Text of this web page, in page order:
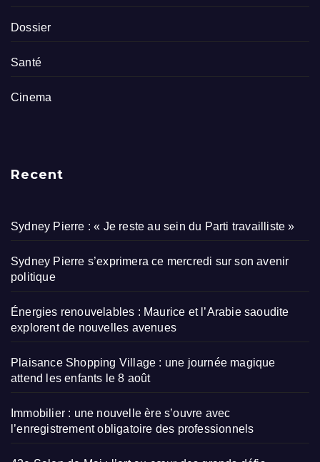
Dossier
Santé
Cinema
Recent
Sydney Pierre : « Je reste au sein du Parti travailliste »
Sydney Pierre s’exprimera ce mercredi sur son avenir
politique
Énergies renouvelables : Maurice et l’Arabie saoudite
explorent de nouvelles avenues
Plaisance Shopping Village : une journée magique
attend les enfants le 8 août
Immobilier : une nouvelle ère s’ouvre avec
l’enregistrement obligatoire des professionnels